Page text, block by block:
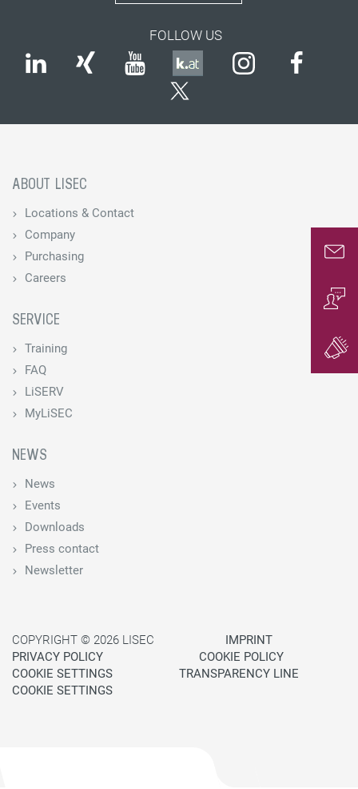
FOLLOW US
ABOUT LISEC
Locations & Contact
Company
Purchasing
Careers
SERVICE
Training
FAQ
LiSERV
MyLiSEC
NEWS
News
Events
Downloads
Press contact
Newsletter
COPYRIGHT © 2026 LISEC
IMPRINT
PRIVACY POLICY
COOKIE POLICY
COOKIE SETTINGS
TRANSPARENCY LINE
COOKIE SETTINGS